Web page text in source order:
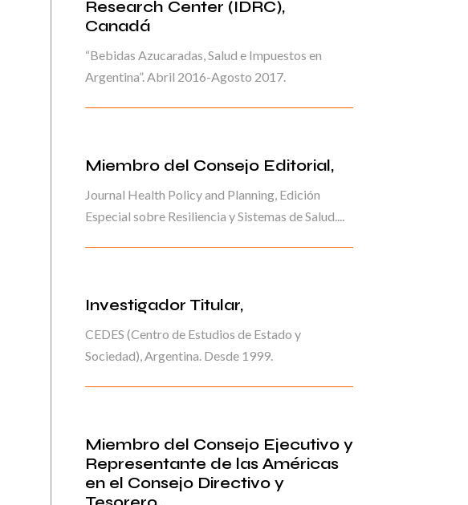
Research Center (IDRC),
Canadá
“Bebidas Azucaradas, Salud e Impuestos en
Argentina”. Abril 2016-Agosto 2017.
Miembro del Consejo Editorial,
Journal Health Policy and Planning, Edición
Especial sobre Resiliencia y Sistemas de Salud....
Investigador Titular,
CEDES (Centro de Estudios de Estado y
Sociedad), Argentina. Desde 1999.
Miembro del Consejo Ejecutivo y
Representante de las Américas
en el Consejo Directivo y